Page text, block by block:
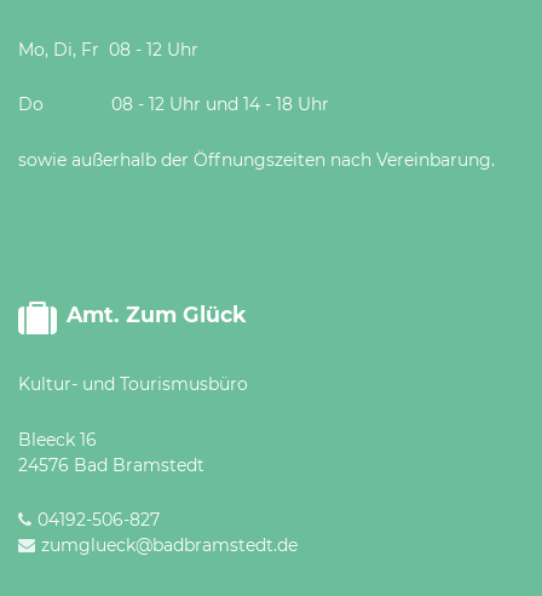
Mo, Di, Fr 08 - 12 Uhr
Do 08 - 12 Uhr und 14 - 18 Uhr
sowie außerhalb der Öffnungszeiten nach Vereinbarung.
Amt. Zum Glück
Kultur- und Tourismusbüro
Bleeck 16
24576 Bad Bramstedt
04192-506-827
zumglueck@badbramstedt.de